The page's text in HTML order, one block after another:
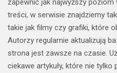
zapewnić jak najwyższy poziom
treści, w serwisie znajdziemy
takie jak filmy czy grafiki, które
Autorzy regularnie aktualizują
strona jest zawsze na czasie.
ciekawe artykuły, które nie tylko